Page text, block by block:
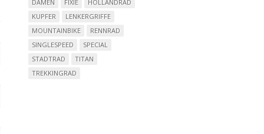
DAMEN FIXIE
HOLLANDRAD
KUPFER
LENKERGRIFFE
MOUNTAINBIKE
RENNRAD
SINGLESPEED
SPECIAL
STADTRAD
TITAN
TREKKINGRAD